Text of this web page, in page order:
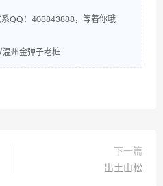
QQ：408843888，等着你哦
州金弹子老桩
下一篇
出土山松